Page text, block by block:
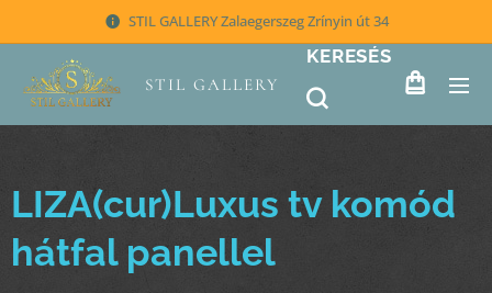
STIL GALLERY Zalaegerszeg Zrínyin út 34
STIL GALLERY
KERESÉS
LIZA(cur)Luxus tv komód
hátfal panellel